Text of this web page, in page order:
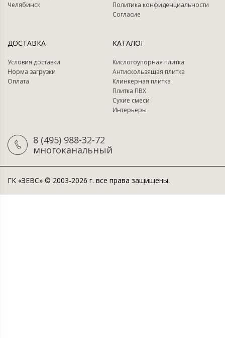
Челябинск
Политика конфиденциальности
Согласие
ДОСТАВКА
Условия доставки
Норма загрузки
Оплата
КАТАЛОГ
Кислотоупорная плитка
Антискользящая плитка
Клинкерная плитка
Плитка ПВХ
Сухие смеси
Интерьеры
8 (495) 988-32-72
многоканальный
ГК «ЗЕВС» © 2003-2026 г. все права защищены.